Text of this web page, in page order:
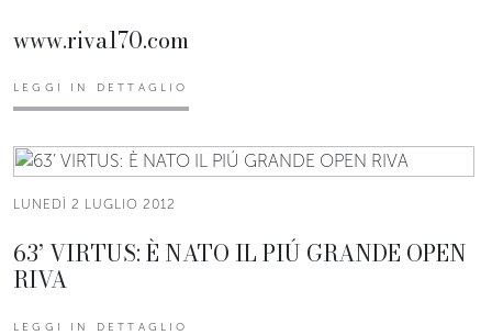
www.riva170.com
LEGGI IN DETTAGLIO
LUNEDÌ 2 LUGLIO 2012
63’ VIRTUS: È NATO IL PIÚ GRANDE OPEN
RIVA
LEGGI IN DETTAGLIO